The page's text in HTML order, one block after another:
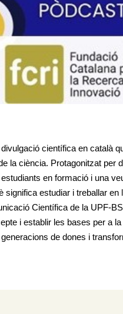
científica en català
la ciència. Protagonitzat
en formació i una
significa estudiar i treballar
Científica de la UPF-
i establir les bases per a
de dones i